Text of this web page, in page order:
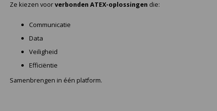
Ze kiezen voorverbonden ATEX-oplossingen die:
Communicatie
Data
Veiligheid
Efficiëntie
Samenbrengen in één platform.